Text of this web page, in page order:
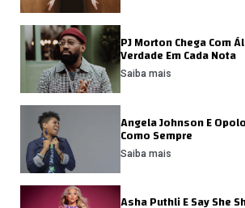
PJ Morton Chega Com
Verdade Em Cada Nota
Saiba mais
Angela Johnson E
Como Sempre
Saiba mais
Asha Puthli E Say She